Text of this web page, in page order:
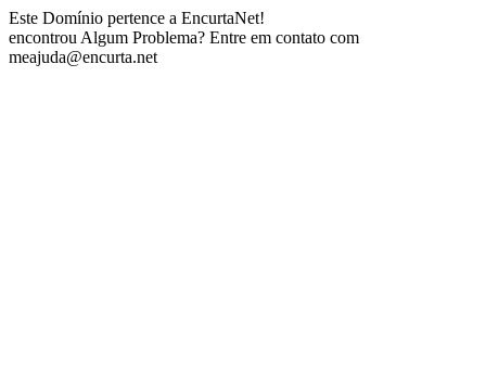
Este Domínio pertence a EncurtaNet!
encontrou Algum Problema? Entre em contato com
meajuda@encurta.net